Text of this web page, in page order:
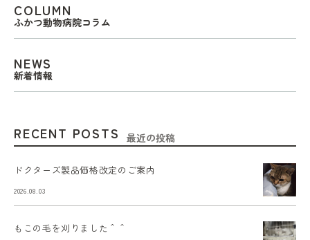
COLUMN
ふかつ動物病院コラム
NEWS
新着情報
RECENT POSTS 最近の投稿
ドクターズ製品価格改定のご案内
2026.08.03
もこの毛を刈りました＾＾